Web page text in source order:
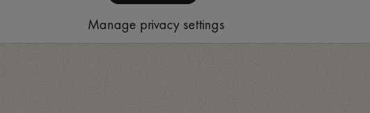
Manage privacy settings